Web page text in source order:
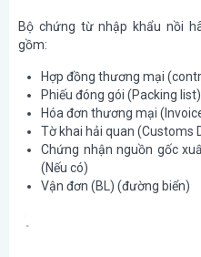
Bộ chứng từ nhập khẩu nồi
gồm:
Hợp đồng thương mại
Phiếu đóng gói (Packing list)
Hóa đơn thương mại
Tờ khai hải quan (Customs
Chứng nhận nguồn gốc
(Nếu có)
Vận đơn (BL) (đường biển)